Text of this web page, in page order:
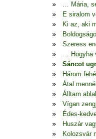
… Mária,
E siralom
Ki az, aki
Szeress
… Hogyha
Sáncot
Három
Átal
Álltam
Vígan
Édes-
Huszár
Kolozsvár